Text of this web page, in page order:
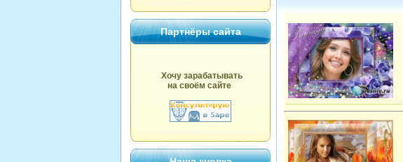
Партнёры сайта
Хочу зарабатывать
на своём сайте